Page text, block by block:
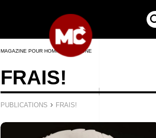
MAGAZINE POUR HOMMES EN LIGNE
FRAIS!
PUBLICATIONS › FRAIS!